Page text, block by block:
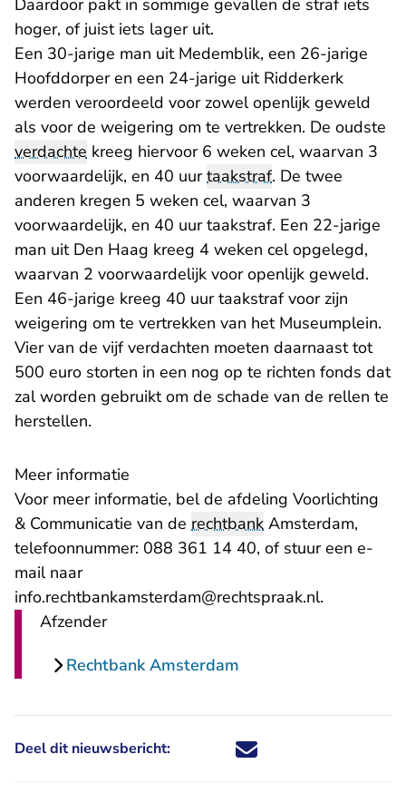
Daardoor pakt in sommige gevallen de straf iets
hoger, of juist iets lager uit.
Een 30-jarige man uit Medemblik, een 26-jarige
Hoofddorper en een 24-jarige uit Ridderkerk
werden veroordeeld voor zowel openlijk geweld
als voor de weigering om te vertrekken. De oudste
verdachte kreeg hiervoor 6 weken cel, waarvan 3
voorwaardelijk, en 40 uurtaakstraf. De twee
anderen kregen 5 weken cel, waarvan 3
voorwaardelijk, en 40 uur taakstraf. Een 22-jarige
man uit Den Haag kreeg 4 weken cel opgelegd,
waarvan 2 voorwaardelijk voor openlijk geweld.
Een 46-jarige kreeg 40 uur taakstraf voor zijn
weigering om te vertrekken van het Museumplein.
Vier van de vijf verdachten moeten daarnaast tot
500 euro storten in een nog op te richten fonds dat
zal worden gebruikt om de schade van de rellen te
herstellen.
Meer informatie
Voor meer informatie, bel de afdeling Voorlichting
& Communicatie van de rechtbank Amsterdam,
telefoonnummer: 088 361 14 40, of stuur een e-
mail naar
info.rechtbankamsterdam@rechtspraak.nl- U verlaat
.
Afzender
Rechtbank Amsterdam
Deel dit nieuwsbericht: Deel dit nieuwsbericht via X -
Deel dit nieuwsbericht via
Deel dit nieuwsbericht
Deel dit